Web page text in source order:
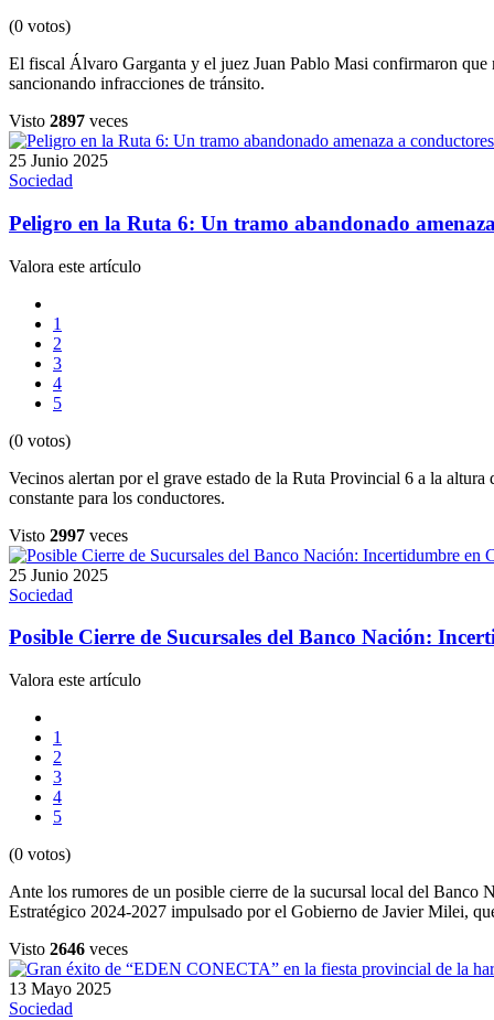
(0 votos)
El fiscal Álvaro Garganta y el juez Juan Pablo Masi confirmaron
sancionando infracciones de tránsito.
Visto 2897 veces
25 Junio 2025
Sociedad
Peligro en la Ruta 6: Un tramo abandonado
Valora este artículo
1
2
3
4
5
(0 votos)
Vecinos alertan por el grave estado de la Ruta Provincial 6 a la
constante para los conductores.
Visto 2997 veces
25 Junio 2025
Sociedad
Posible Cierre de Sucursales del Banco Nación:
Valora este artículo
1
2
3
4
5
(0 votos)
Ante los rumores de un posible cierre de la sucursal local del Banco
Estratégico 2024-2027 impulsado por el Gobierno de Javier Milei,
Visto 2646 veces
13 Mayo 2025
Sociedad